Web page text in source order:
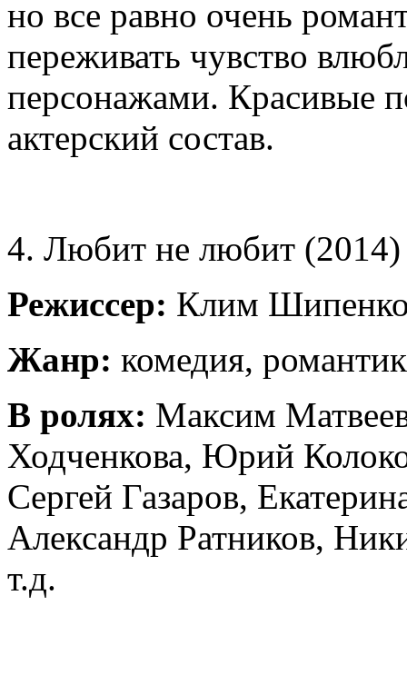
но все равно очень
переживать чувство
персонажами. Красивые
актерский состав.
4. Любит не любит (2014)
Режиссер: Клим
Жанр: комедия,
В ролях: Максим
Ходченкова, Юрий
Сергей Газаров,
Александр Ратников,
т.д.